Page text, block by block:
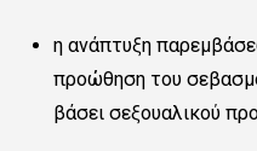
η ανάπτυξη
προώθηση του
βάσει σεξουαλικού